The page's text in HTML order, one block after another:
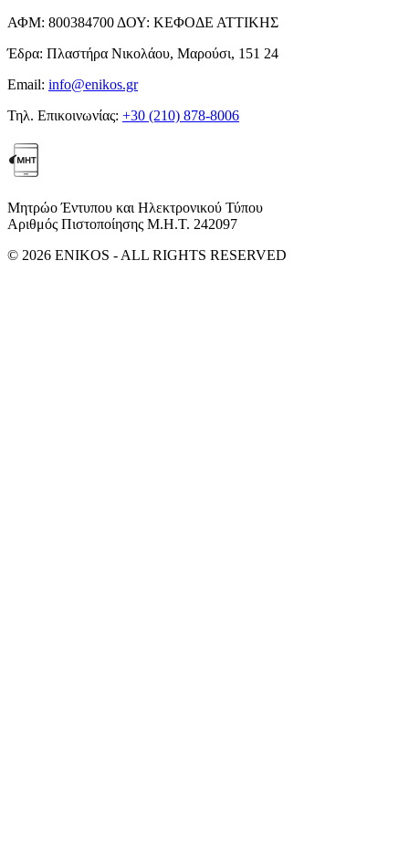
ΑΦΜ: 800384700 ΔΟΥ: ΚΕΦΟΔΕ ΑΤΤΙΚΗΣ
Έδρα: Πλαστήρα Νικολάου, Μαρούσι, 151 24
Email: info@enikos.gr
Τηλ. Επικοινωνίας: +30 (210) 878-8006
Μητρώο Έντυπου και Ηλεκτρονικού Τύπου
Αριθμός Πιστοποίησης Μ.Η.Τ. 242097
© 2026 ENIKOS - ALL RIGHTS RESERVED